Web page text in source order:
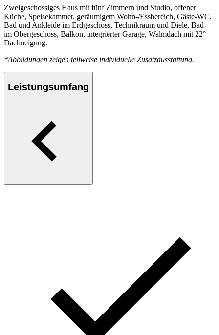
Zweigeschossiges Haus mit fünf Zimmern und Studio, offener
Küche, Speisekammer, geräumigem Wohn-/Essbereich, Gäste-WC,
Bad und Ankleide im Erdgeschoss, Technikraum und Diele, Bad
im Obergeschoss, Balkon, integrierter Garage, Walmdach mit 22°
Dachneigung.
*Abbildungen zeigen teilweise individuelle Zusatzausstattung.
Leistungsumfang